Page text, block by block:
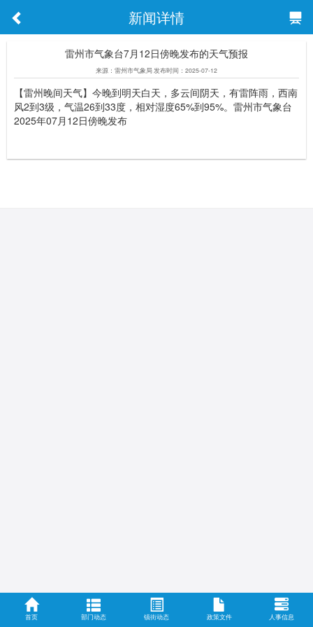
新闻详情
雷州市气象台7月12日傍晚发布的天气预报
来源：雷州市气象局 发布时间：2025-07-12
【雷州晚间天气】今晚到明天白天，多云间阴天，有雷阵雨，西南
风2到3级，气温26到33度，相对湿度65%到95%。雷州市气象台
2025年07月12日傍晚发布
首页 部门动态 镇街动态 政策文件 人事信息